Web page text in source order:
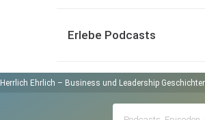
Erlebe Podcasts
Herrlich Ehrlich – Business und Leadership